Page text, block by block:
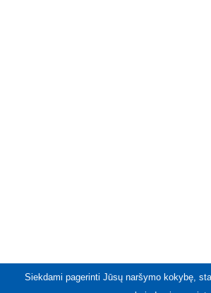
Siekdami pagerinti Jūsų naršymo kokybę,